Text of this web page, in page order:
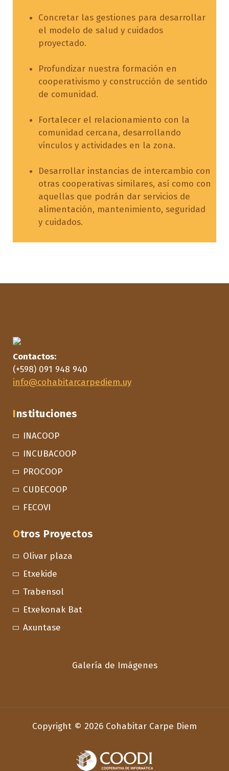
Concretar las gestiones para desarrollar
el modelo de salud y cuidados
proyectado.
Profundizar nuestra formación en
cooperativismo y construcción de sentido
de comunidad.
Fortalecer el relacionamiento con la
comunidad cercana, desarrollando
vínculos y actividades en la zona.
Desarrollar instancias de intercambio con
otras cooperativas similares, así como con
aquellas que podrán dar servicios de
alimentación, mantenimiento, seguridad
y cuidados.
Contactos:
(+598) 091 948 940
info@cohabitarcarpediem.uy
Instituciones
INACOOP
INCUBACOOP
PROCOOP
CUDECOOP
FECOVI
Otros Proyectos
Olivar plaza
Etxekide
Trabensol
Etxekonak Bat
Axuntase
Galería de Imágenes
Copyright © 2026 Cohabitar Carpe Diem